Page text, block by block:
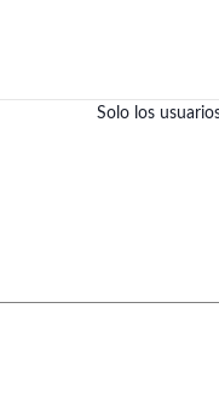
Solo los